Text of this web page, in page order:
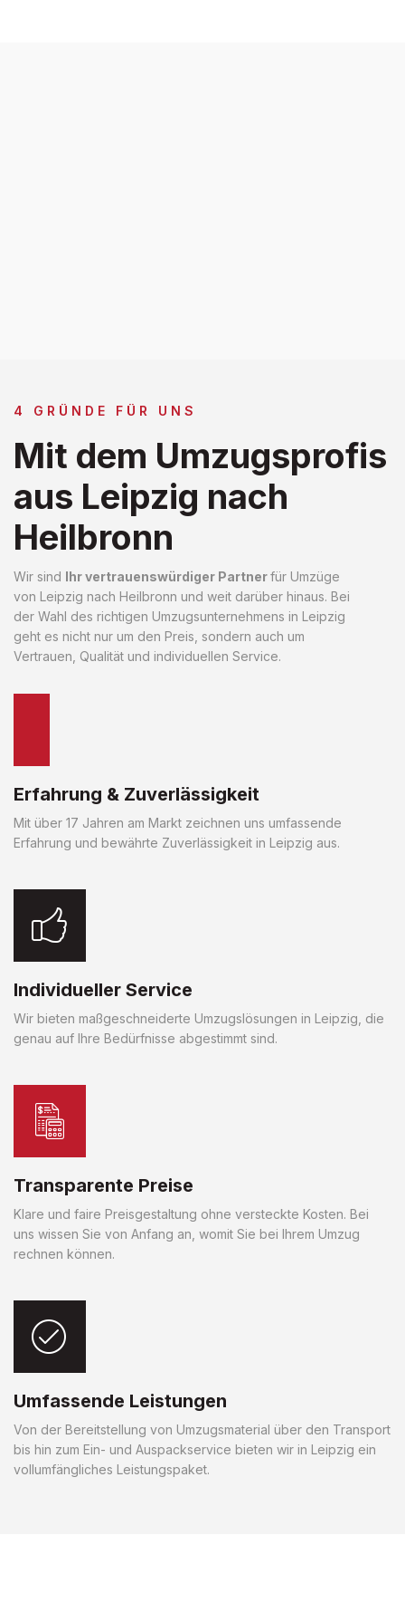
4 GRÜNDE FÜR UNS
Mit dem Umzugsprofis
aus Leipzig nach
Heilbronn
Wir sind Ihr vertrauenswürdiger Partnerfür Umzüge
von Leipzig nach Heilbronn und weit darüber hinaus. Bei
der Wahl des richtigen Umzugsunternehmens in Leipzig
geht es nicht nur um den Preis, sondern auch um
Vertrauen, Qualität und individuellen Service.
Erfahrung & Zuverlässigkeit
Mit über 17 Jahren am Markt zeichnen uns umfassende
Erfahrung und bewährte Zuverlässigkeit in Leipzig aus.
Individueller Service
Wir bieten maßgeschneiderte Umzugslösungen in Leipzig, die
genau auf Ihre Bedürfnisse abgestimmt sind.
Transparente Preise
Klare und faire Preisgestaltung ohne versteckte Kosten. Bei
uns wissen Sie von Anfang an, womit Sie bei Ihrem Umzug
rechnen können.
Umfassende Leistungen
Von der Bereitstellung von Umzugsmaterial über den Transport
bis hin zum Ein- und Auspackservice bieten wir in Leipzig ein
vollumfängliches Leistungspaket.